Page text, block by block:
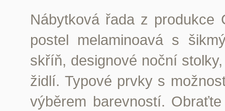
Nábytková řada z produkce
postel melaminoavá s
skříň, designové noční
židlí. Typové prvky s
výběrem barevností.